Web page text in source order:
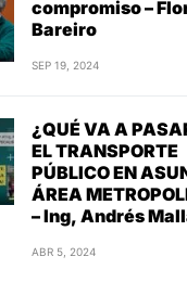
compromiso –
Bareiro
SEP 19, 2024
¿QUÉ VA A
EL TRANSPORTE
PÚBLICO EN
ÁREA
– Ing, Andrés
ABR 5, 2024